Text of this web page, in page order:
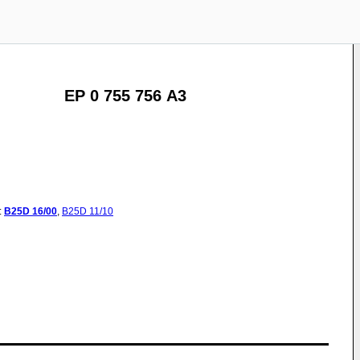
EP 0 755 756 A3
: B25D 16/00, B25D 11/10